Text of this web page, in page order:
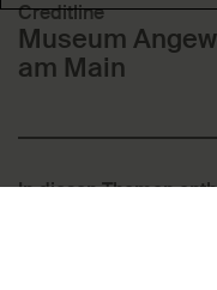
Creditline
Museum
am Main
In diesen Themen